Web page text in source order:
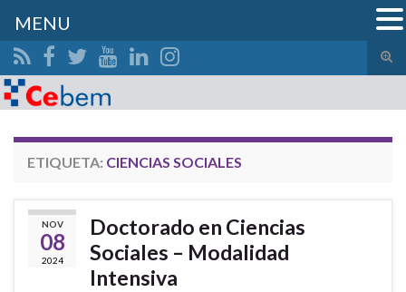
el
Search for:
ETIQUETA: CIENCIAS SOCIALES
NOV
08
2024
Doctorado en Ciencias
Sociales – Modalidad
Intensiva
MENU